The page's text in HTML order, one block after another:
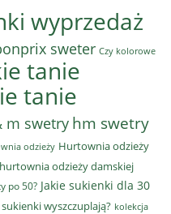
wyprzedaż
sweter Czy kolorowe
tanie
tanie
m swetry hm swetry
odzieży Hurtownia odzieży
odzieży damskiej
po 50? Jakie sukienki dla 30
sukienki wyszczuplają? kolekcja